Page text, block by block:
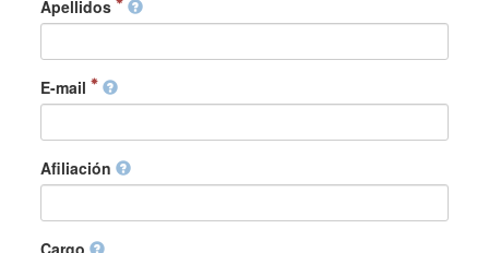
Apellidos
E-mail
Afiliación
Cargo